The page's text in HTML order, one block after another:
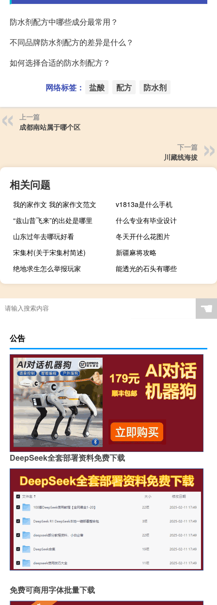
防水剂配方中哪些成分最常用？
不同品牌防水剂配方的差异是什么？
如何选择合适的防水剂配方？
网络标签： 盐酸 配方 防水剂
上一篇
成都南站属于哪个区
下一篇
川藏线海拔
相关问题
我的家作文 我的家作文范文
v1813a是什么手机
“兹山昔飞来”的出处是哪里
什么专业有毕业设计
山东过年去哪玩好看
冬天开什么花图片
宋集村(关于宋集村简述)
新疆麻将攻略
绝地求生怎么举报玩家
能透光的石头有哪些
☚
公告
DeepSeek全套部署资料免费下载
免费可商用字体批量下载